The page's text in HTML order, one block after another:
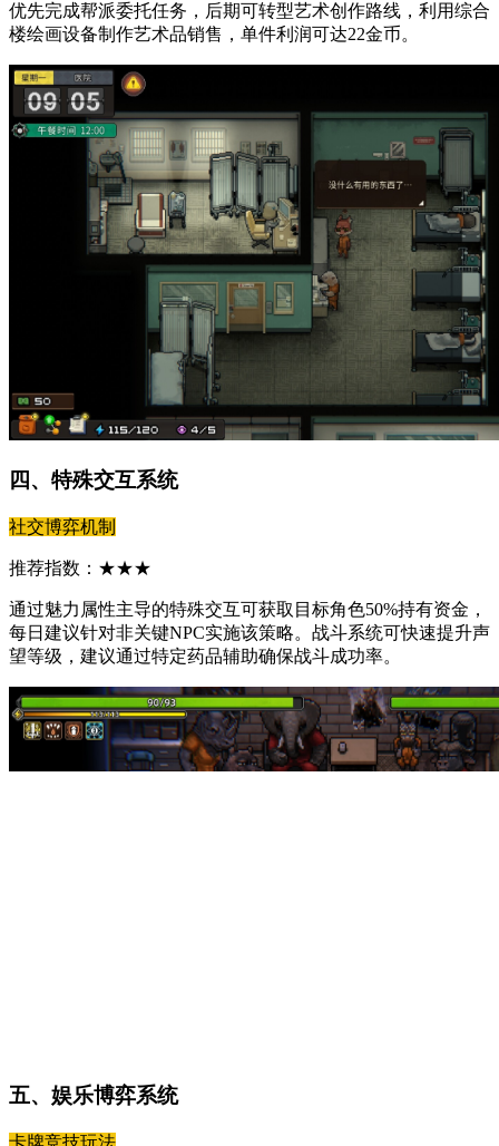
优先完成帮派委托任务，后期可转型艺术创作路线，利用综合
楼绘画设备制作艺术品销售，单件利润可达22金币。
四、特殊交互系统
社交博弈机制
推荐指数：★★★
通过魅力属性主导的特殊交互可获取目标角色50%持有资金，
每日建议针对非关键NPC实施该策略。战斗系统可快速提升声
望等级，建议通过特定药品辅助确保战斗成功率。
五、娱乐博弈系统
卡牌竞技玩法